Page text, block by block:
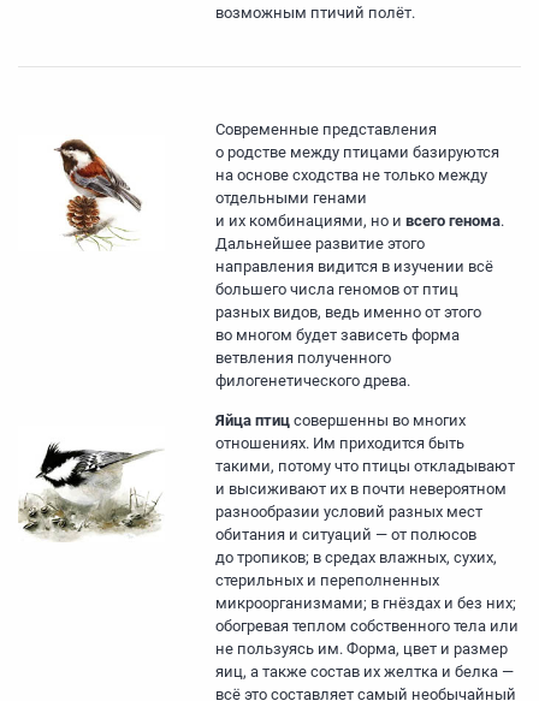
возможным птичий полёт.
Современные представления
о родстве между птицами базируются
на основе сходства не только между
отдельными генами
и их комбинациями, но и всего генома.
Дальнейшее развитие этого
направления видится в изучении всё
большего числа геномов от птиц
разных видов, ведь именно от этого
во многом будет зависеть форма
ветвления полученного
филогенетического древа.
Яйца птиц совершенны во многих
отношениях. Им приходится быть
такими, потому что птицы откладывают
и высиживают их в почти невероятном
разнообразии условий разных мест
обитания и ситуаций — от полюсов
до тропиков; в средах влажных, сухих,
стерильных и переполненных
микроорганизмами; в гнёздах и без них;
обогревая теплом собственного тела или
не пользуясь им. Форма, цвет и размер
яиц, а также состав их желтка и белка —
всё это составляет самый необычайный